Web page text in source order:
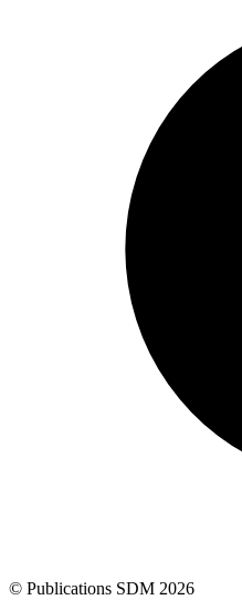
© Publications SDM 2026